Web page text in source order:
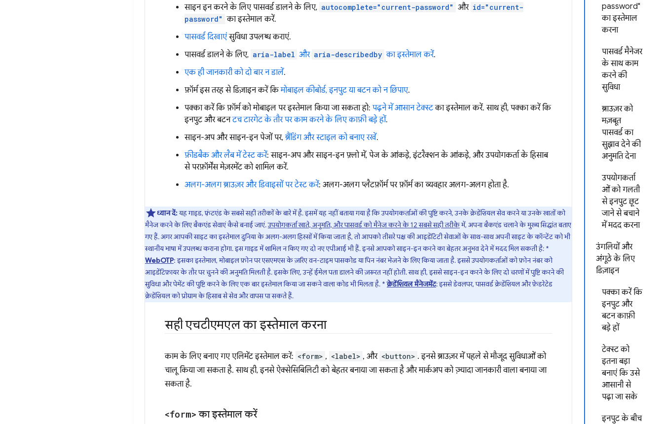
password"
का इस्तेमाल
करना
पासवर्ड मैनेजर
के साथ काम
करने की
सुविधा
ब्राउज़र को
मज़बूत
पासवर्ड का
सुझाव देने की
अनुमति देना
उपयोगकर्ता
ओं को गलती
से इनपुट छूट
जाने से बचाने
में मदद करना
उंगलियों और
अंगूठे के लिए
डिज़ाइन
पक्का करें कि
इनपुट और
बटन काफ़ी
बड़े हों
टेक्स्ट को
इतना बड़ा
बनाएं कि उसे
आसानी से
पढ़ा जा सके
इनपुट के बीच
साइन इन करने के लिए पासवर्ड डालने के लिए, autocomplete="current-password" और id="current-
password" का इस्तेमाल करें.
पासवर्ड दिखाएंसुविधा उपलब्ध कराएं.
पासवर्ड डालने के लिए, aria-label और aria-describedby का इस्तेमाल करें.
एक ही जानकारी को दो बार न डालें.
फ़ॉर्म इस तरह से डिज़ाइन करें किमोबाइल कीबोर्ड, इनपुट या बटन को न छिपाए.
पक्का करें कि फ़ॉर्म को मोबाइल पर इस्तेमाल किया जा सकता हो: पढ़ने में आसान टेक्स्टका इस्तेमाल करें. साथ ही, पक्का करें कि
इनपुट और बटनटच टारगेट के तौर पर काम करने के लिए काफ़ी बड़े हों.
साइन-अप और साइन-इन पेजों पर, ब्रैंडिंग और स्टाइल को बनाए रखें.
फ़ीडबैक और लैब में टेस्ट करें: साइन-अप और साइन-इन फ़्लो में, पेज के आंकड़े, इंटरैक्शन के आंकड़े, और उपयोगकर्ता के हिसाब
से परफ़ॉर्मेंस मेज़रमेंट को शामिल करें.
अलग-अलग ब्राउज़र और डिवाइसों पर टेस्ट करें: अलग-अलग प्लैटफ़ॉर्म पर फ़ॉर्म का व्यवहार अलग-अलग होता है.
ध्यान दें:यह गाइड, फ़्रंटएंड के सबसे सही तरीकों के बारे में है. इसमें यह नहीं बताया गया है कि उपयोगकर्ताओं की पुष्टि करने, उनके क्रेडेंशियल सेव करने या उनके खातों को
मैनेज करने के लिए बैकएंड सेवाएं कैसे बनाई जाएं.उपयोगकर्ता खाते, अनुमति, और पासवर्ड को मैनेज करने के 12 सबसे सही तरीकेमें, अपना बैकएंड चलाने के मुख्य सिद्धांत बताए
गए हैं. अगर आपकी साइट का इस्तेमाल दुनिया के अलग-अलग हिस्सों में किया जाता है, तो आपको तीसरे पक्ष की आइडेंटिटी सेवाओं के साथ-साथ अपनी साइट के कॉन्टेंट को भी
स्थानीय भाषा में उपलब्ध कराना होगा. इस गाइड में शामिल न किए गए दो नए एपीआई भी हैं. इनसे आपको साइन-इन करने का बेहतर अनुभव देने में मदद मिल सकती है: *
WebOTP: इसका इस्तेमाल, मोबाइल फ़ोन पर एसएमएस के ज़रिए वन-टाइम पासकोड या पिन नंबर भेजने के लिए किया जाता है. इससे उपयोगकर्ताओं को फ़ोन नंबर को
आइडेंटिफ़ायर के तौर पर चुनने की अनुमति मिलती है. इसके लिए, उन्हें ईमेल पता डालने की ज़रूरत नहीं होती. साथ ही, इससे साइन-इन करने के लिए दो चरणों में पुष्टि करने की
सुविधा और पेमेंट की पुष्टि करने के लिए एक बार इस्तेमाल किया जा सकने वाला कोड भी मिलता है. *क्रेडेंशियल मैनेजमेंट: इससे डेवलपर, पासवर्ड क्रेडेंशियल और फ़ेडरेटेड
क्रेडेंशियल को प्रोग्राम के हिसाब से सेव और वापस पा सकते हैं.
सही एचटीएमएल का इस्तेमाल करना
काम के लिए बनाए गए एलिमेंट इस्तेमाल करें: <form> , <label> , और <button> . इनसे ब्राउज़र में पहले से मौजूद सुविधाओं को
चालू किया जा सकता है. साथ ही, इनसे ऐक्सेसिबिलिटी को बेहतर बनाया जा सकता है और मार्कअप को ज़्यादा जानकारी वाला बनाया जा
सकता है.
<form> का इस्तेमाल करें